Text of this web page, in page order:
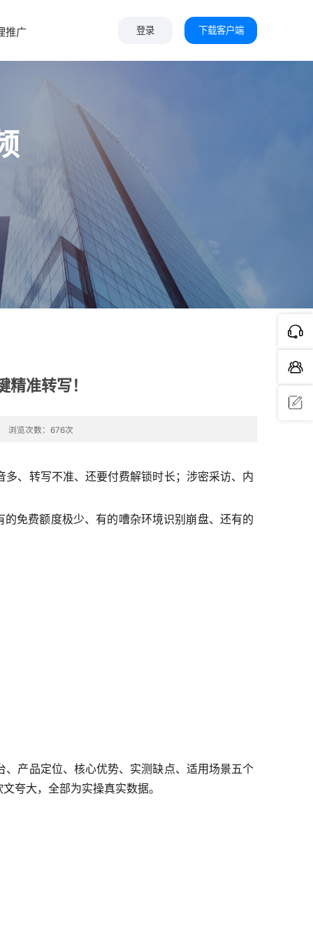
推广 登录 下载客户端
准转写！
浏览次数：676次
、转写不准、还要付费解锁时长；涉密采访、内
免费额度极少、有的嘈杂环境识别崩盘、还有的
产品定位、核心优势、实测缺点、适用场景五个
夸大，全部为实操真实数据。